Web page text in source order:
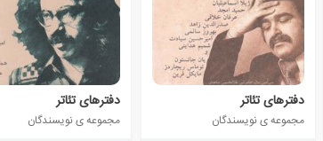
دفترهای تئاتر
مجموعه ی نویسندگان
دفترهای تئاتر
مجموعه ی نویسندگان